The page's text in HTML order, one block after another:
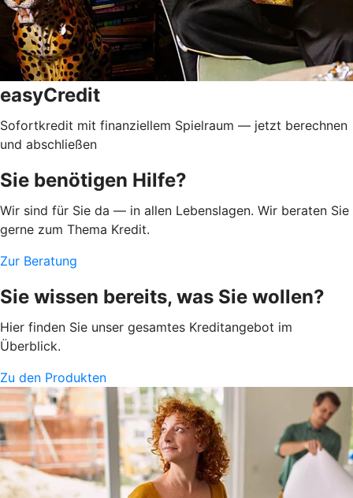
easyCredit
Sofortkredit mit finanziellem Spielraum — jetzt berechnen
und abschließen
Sie benötigen Hilfe?
Wir sind für Sie da — in allen Lebenslagen. Wir beraten Sie
gerne zum Thema Kredit.
Zur Beratung
Sie wissen bereits, was Sie wollen?
Hier finden Sie unser gesamtes Kreditangebot im
Überblick.
Zu den Produkten